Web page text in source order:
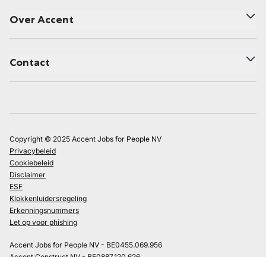
Over Accent
Contact
Copyright © 2025 Accent Jobs for People NV
Privacybeleid
Cookiebeleid
Disclaimer
ESF
Klokkenluidersregeling
Erkenningsnummers
Let op voor phishing
Accent Jobs for People NV - BE0455.069.956